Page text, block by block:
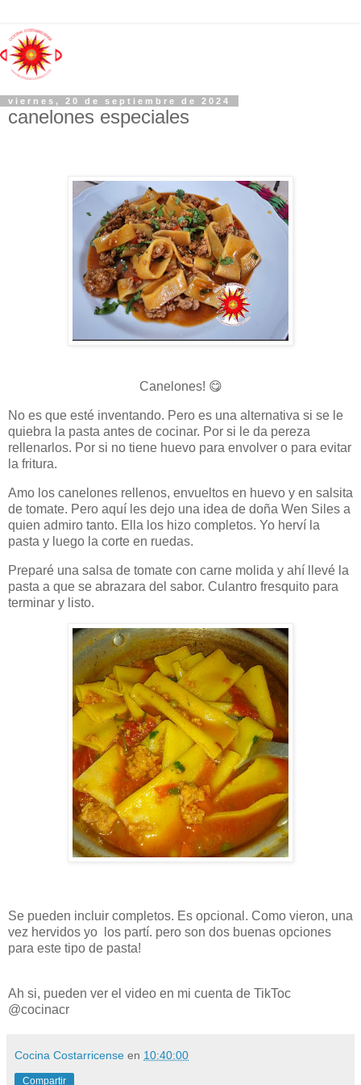
viernes, 20 de septiembre de 2024
canelones especiales
Canelones! 😋
No es que esté inventando. Pero es una alternativa si se le
quiebra la pasta antes de cocinar. Por si le da pereza
rellenarlos. Por si no tiene huevo para envolver o para evitar
la fritura.
Amo los canelones rellenos, envueltos en huevo y en salsita
de tomate. Pero aquí les dejo una idea de doña Wen Siles a
quien admiro tanto. Ella los hizo completos. Yo herví la
pasta y luego la corte en ruedas.
Preparé una salsa de tomate con carne molida y ahí llevé la
pasta a que se abrazara del sabor. Culantro fresquito para
terminar y listo.
Se pueden incluir completos. Es opcional. Como vieron, una
vez hervidos yo los partí. pero son dos buenas opciones
para este tipo de pasta!
Ah si, pueden ver el video en mi cuenta de TikToc
@cocinacr
Cocina Costarricense en 10:40:00
Compartir